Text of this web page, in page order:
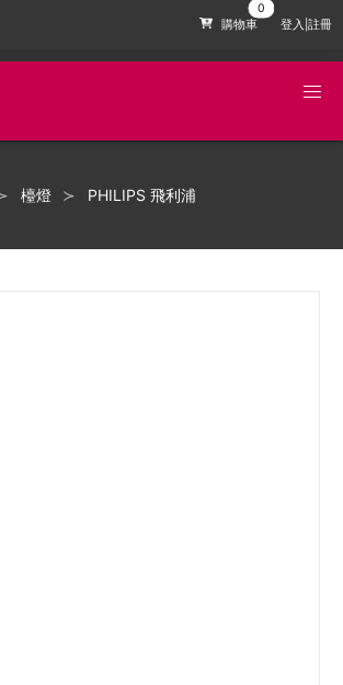
購物車 登入|註冊
檯燈 PHILIPS 飛利浦